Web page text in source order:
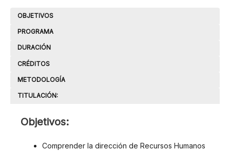
OBJETIVOS
PROGRAMA
DURACIÓN
CRÉDITOS
METODOLOGÍA
TITULACIÓN:
Objetivos:
Comprender la dirección de Recursos Humanos